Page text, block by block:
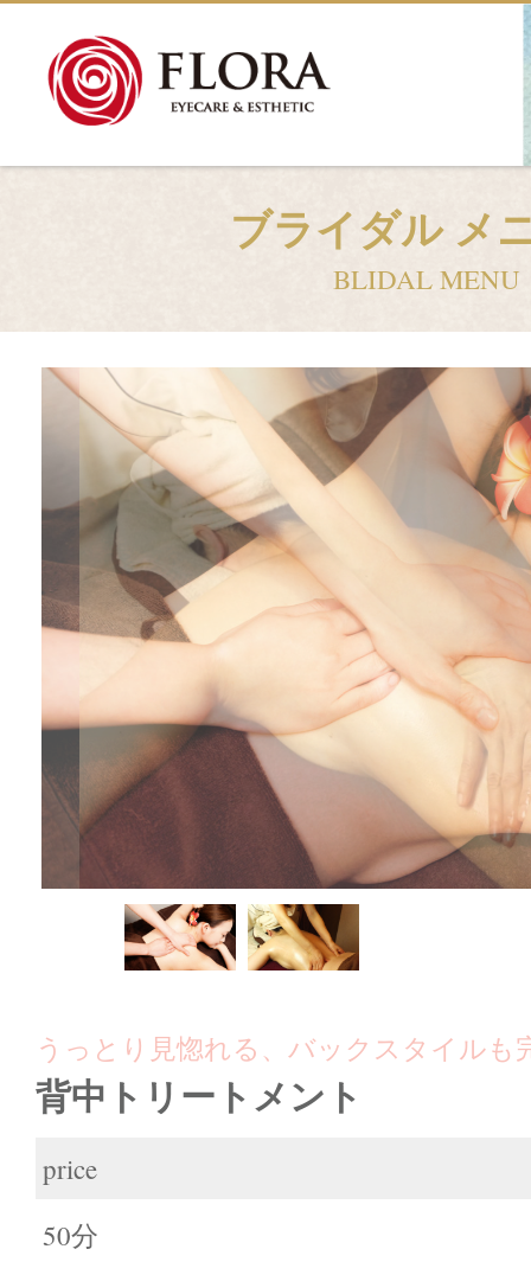
ブライダル メ
BLIDAL MENU
うっとり見惚れる、バックスタイルも
背中トリートメント
price
50分